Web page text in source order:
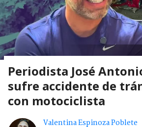
Periodista José
sufre accidente de
con motociclista
Valentina Espinoza Poblete